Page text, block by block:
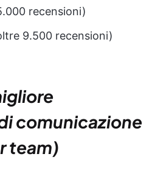
recensioni)
9.500 recensioni)
comunicazione
team)